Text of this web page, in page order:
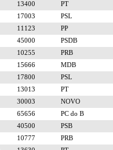
13400
PT
17003
PSL
11123
PP
45000
PSDB
10255
PRB
15666
MDB
17800
PSL
13013
PT
30003
NOVO
65656
PC do B
40500
PSB
10777
PRB